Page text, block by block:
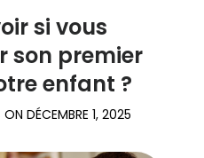
si vous
son premier
enfant ?
ON DÉCEMBRE 1, 2025